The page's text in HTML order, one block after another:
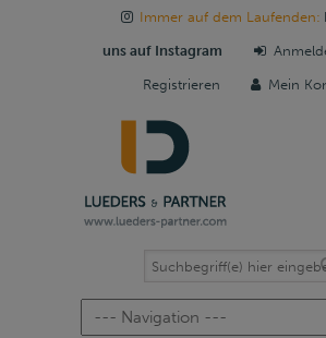
Immer auf dem Laufenden:
uns auf Instagram
Registrieren Mein
Navigation